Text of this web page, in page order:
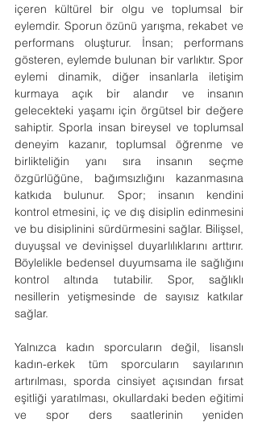
içeren kültürel bir olgu ve toplumsal bir
eylemdir. Sporun özünü yarışma, rekabet ve
performans oluşturur. İnsan; performans
gösteren, eylemde bulunan bir varlıktır. Spor
eylemi dinamik, diğer insanlarla iletişim
kurmaya açık bir alandır ve insanın
gelecekteki yaşamı için örgütsel bir değere
sahiptir. Sporla insan bireysel ve toplumsal
deneyim kazanır, toplumsal öğrenme ve
birlikteliğin yanı sıra insanın seçme
özgürlüğüne, bağımsızlığını kazanmasına
katkıda bulunur. Spor; insanın kendini
kontrol etmesini, iç ve dış disiplin edinmesini
ve bu disiplinini sürdürmesini sağlar. Bilişsel,
duyuşsal ve devinişsel duyarlılıklarını arttırır.
Böylelikle bedensel duyumsama ile sağlığını
kontrol altında tutabilir. Spor, sağlıklı
nesillerin yetişmesinde de sayısız katkılar
sağlar.
Yalnızca kadın sporcuların değil, lisanslı
kadın-erkek tüm sporcuların sayılarının
artırılması, sporda cinsiyet açısından fırsat
eşitliği yaratılması, okullardaki beden eğitimi
ve spor ders saatlerinin yeniden